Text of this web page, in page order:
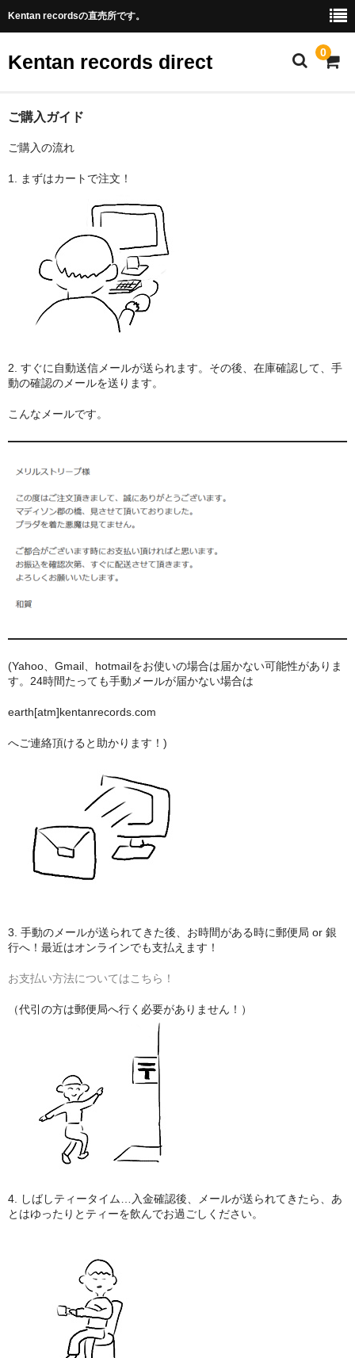
Kentan recordsの直売所です。
Kentan records direct 0
music
Tシャツなどのグッズ
イラストの購入
お支払い方法について
けんちゃんオススメ！健康の秘訣
プライバシーポリシー
ご購入ガイド
ご購入の流れ
1. まずはカートで注文！
2. すぐに自動送信メールが送られます。その後、在庫確認して、手
動の確認のメールを送ります。
こんなメールです。
(Yahoo、Gmail、hotmailをお使いの場合は届かない可能性がありま
す。24時間たっても手動メールが届かない場合は
earth[atm]kentanrecords.com
へご連絡頂けると助かります！)
3. 手動のメールが送られてきた後、お時間がある時に郵便局 or 銀
行へ！最近はオンラインでも支払えます！
お支払い方法についてはこちら！
（代引の方は郵便局へ行く必要がありません！）
4. しばしティータイム…入金確認後、メールが送られてきたら、あ
とはゆったりとティーを飲んでお過ごしください。